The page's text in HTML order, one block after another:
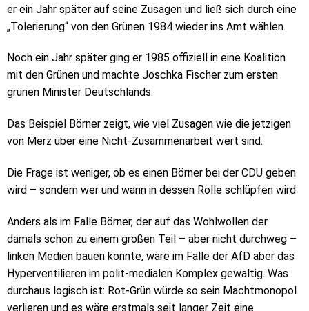
er ein Jahr später auf seine Zusagen und ließ sich durch eine
„Tolerierung“ von den Grünen 1984 wieder ins Amt wählen.
Noch ein Jahr später ging er 1985 offiziell in eine Koalition
mit den Grünen und machte Joschka Fischer zum ersten
grünen Minister Deutschlands.
Das Beispiel Börner zeigt, wie viel Zusagen wie die jetzigen
von Merz über eine Nicht-Zusammenarbeit wert sind.
Die Frage ist weniger, ob es einen Börner bei der CDU geben
wird – sondern wer und wann in dessen Rolle schlüpfen wird.
Anders als im Falle Börner, der auf das Wohlwollen der
damals schon zu einem großen Teil – aber nicht durchweg –
linken Medien bauen konnte, wäre im Falle der AfD aber das
Hyperventilieren im polit-medialen Komplex gewaltig. Was
durchaus logisch ist: Rot-Grün würde so sein Machtmonopol
verlieren und es wäre erstmals seit langer Zeit eine